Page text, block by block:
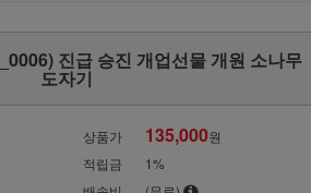
진급 승진 개업선물 개원 소나무
도자기
상품가 135,000원
적립금
1%